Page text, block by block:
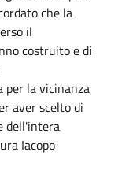
che la
il
costruito e di
per la vicinanza
aver scelto di
dell'intera
Iacopo